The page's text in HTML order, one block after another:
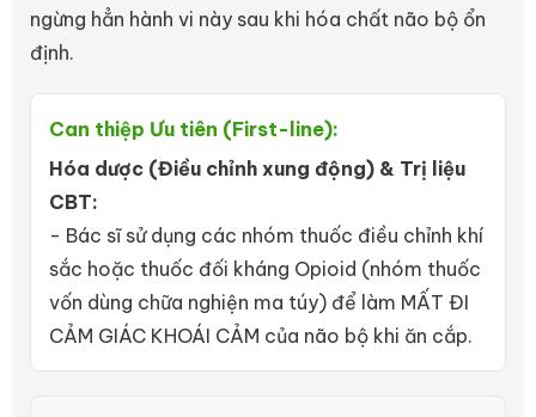
ngừng hẳn hành vi này sau khi hóa chất não bộ ổn
định.
Can thiệp Ưu tiên (First-line):
Hóa dược (Điều chỉnh xung động) & Trị liệu
CBT:
- Bác sĩ sử dụng các nhóm thuốc điều chỉnh khí
sắc hoặc thuốc đối kháng Opioid (nhóm thuốc
vốn dùng chữa nghiện ma túy) để làm MẤT ĐI
CẢM GIÁC KHOÁI CẢM của não bộ khi ăn cắp.